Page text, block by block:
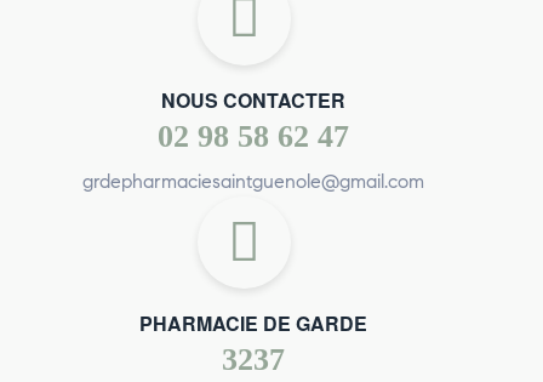
NOUS CONTACTER
02 98 58 62 47
grdepharmaciesaintguenole@gmail.com
PHARMACIE DE GARDE
3237